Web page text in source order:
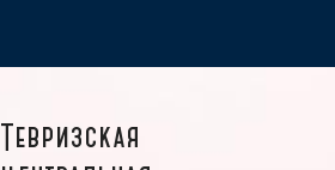
Тевризская